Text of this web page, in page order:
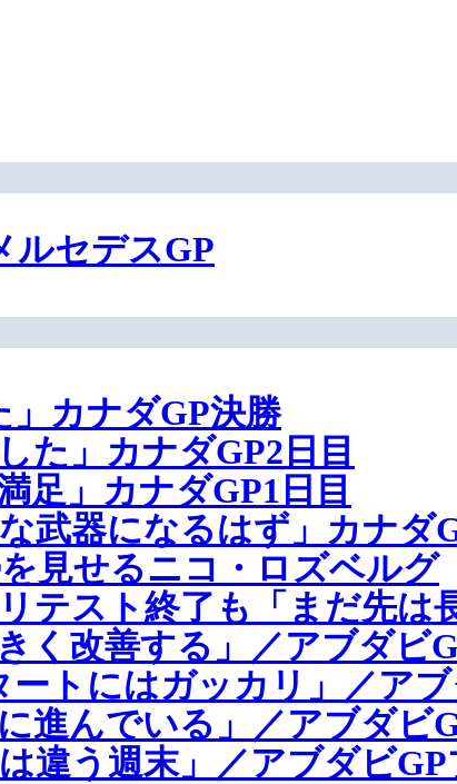
ルセデスGP
」カナダGP決勝
た」カナダGP2日目
足」カナダGP1日目
武器になるはず」カナダ
見せるニコ・ロズベルグ
テスト終了も「まだ先は
く改善する」／アブダビ
トにはガッカリ」／ア
進んでいる」／アブダビ
違う週末」／アブダビ